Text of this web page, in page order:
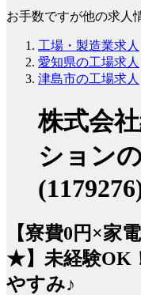
お手数ですが他の求人
工場・製造業求人
愛知県の工場求人
津島市の工場求人
株式会
ション
【寮費0円×家
★】未経験OK
やすみ♪